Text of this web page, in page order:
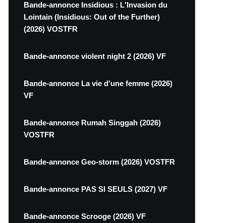
Bande-annonce Insidious : L'Invasion du
Lointain (Insidious: Out of the Further)
(2026) VOSTFR
Bande-annonce violent night 2 (2026) VF
Bande-annonce La vie d'une femme (2026)
VF
Bande-annonce Rumah Singgah (2026)
VOSTFR
Bande-annonce Geo-storm (2026) VOSTFR
Bande-annonce PAS SI SEULS (2027) VF
Bande-annonce Scrooge (2026) VF